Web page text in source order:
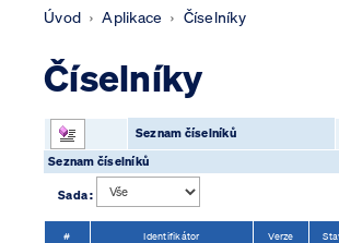
Úvod Aplikace Číselníky
Číselníky
Seznam číselníků
Seznam číselníků
Sada :
# Identifikátor Verze